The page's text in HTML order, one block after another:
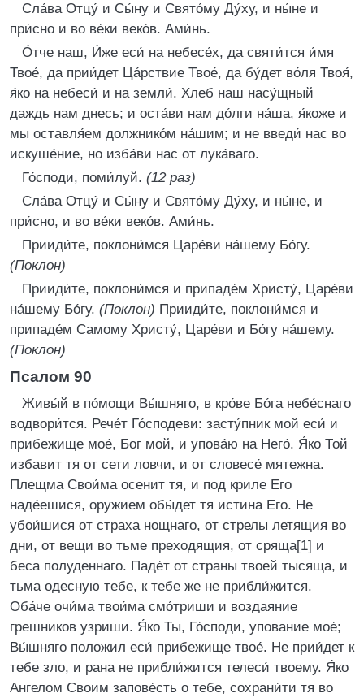
Сла́ва Отцу́ и Сы́ну и Свято́му Ду́ху, и ны́не и
при́сно и во ве́ки веко́в. Ами́нь.
О́тче наш, И́же еси́ на небесе́х, да святи́тся и́мя
Твое́, да прии́дет Ца́рствие Твое́, да бу́дет во́ля Твоя́,
я́ко на небеси́ и на земли́. Хлеб наш насу́щный
даждь нам днесь; и оста́ви нам до́лги на́ша, я́коже и
мы оставля́ем должнико́м на́шим; и не введи́ нас во
искуше́ние, но изба́ви нас от лука́ваго.
Го́споди, поми́луй. (12 раз)
Сла́ва Отцу́ и Сы́ну и Свято́му Ду́ху, и ны́не, и
при́сно, и во ве́ки веко́в. Ами́нь.
Прииди́те, поклони́мся Царе́ви на́шему Бо́гу.
(Поклон)
Прииди́те, поклони́мся и припаде́м Христу́, Царе́ви
на́шему Бо́гу. (Поклон) Прииди́те, поклони́мся и
припаде́м Самому Христу́, Царе́ви и Бо́гу на́шему.
(Поклон)
Псалом 90
Живы́й в по́мощи Вы́шняго, в кро́ве Бо́га небе́снаго
водвори́тся. Рече́т Го́сподеви: засту́пник мой еси́ и
прибежище мое́, Бог мой, и упова́ю на Него́. Я́ко Той
избавит тя от сети ловчи, и от словесе́ мятежна.
Плещма Свои́ма осенит тя, и под криле Его
наде́ешися, оружием обы́дет тя истина Его. Не
убои́шися от страха нощнаго, от стрелы летящия во
дни, от вещи во тьме преходящия, от сряща[1] и
беса полуденнаго. Паде́т от страны твоей тысяща, и
тьма одесную тебе, к тебе же не прибли́жится.
Оба́че очи́ма твои́ма смо́триши и воздаяние
грешников узриши. Я́ко Ты, Го́споди, упование мое́;
Вы́шняго положил еси́ прибежище твое́. Не прии́дет к
тебе зло, и рана не прибли́жится телеси́ твоему. Я́ко
Ангелом Своим запове́сть о тебе, сохрани́ти тя во